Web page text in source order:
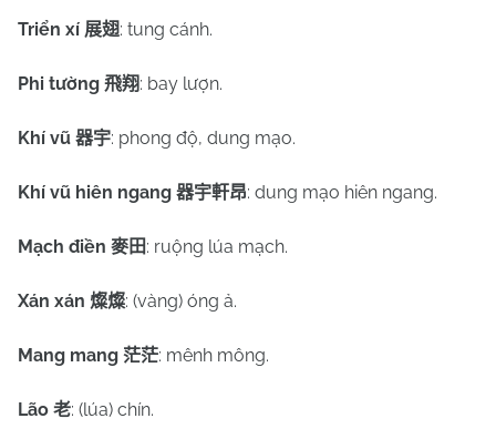
Triển xí 展翅: tung cánh.
Phi tường 飛翔: bay lượn.
Khí vũ 器宇: phong độ, dung mạo.
Khí vũ hiên ngang 器宇軒昂: dung mạo hiên ngang.
Mạch điền 麥田: ruộng lúa mạch.
Xán xán 燦燦: (vàng) óng ả.
Mang mang 茫茫: mênh mông.
Lão 老: (lúa) chín.